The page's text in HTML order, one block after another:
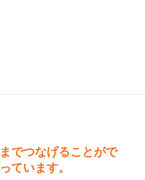
でつなげることがで
ています。